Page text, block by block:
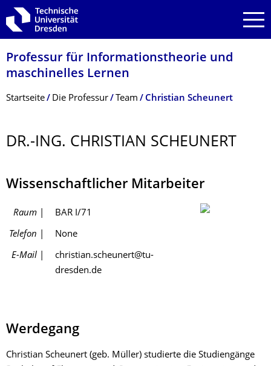
Zur Hauptnavigation springen
Zur Suche springen
Zum Inhalt springen
Professur für Informationstheo­rie und
maschinelles Lernen
Breadcrumb-Menü
Startseite Die Professur Team Christian Scheunert
DR.-ING. CHRISTIAN SCHEUNERT
Wissenschaftlicher Mitarbeiter
Raum BAR I/71
Telefon None
E-Mail christian.scheunert@tu-
dresden.de
Werdegang
Christian Scheunert (geb. Müller) studierte die Studiengänge